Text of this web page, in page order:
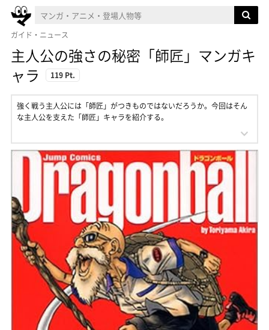
ガイド・ニュース
主人公の強さの秘密「師匠」マンガキ
ャラ
119 Pt.
強く戦う主人公には「師匠」がつきものではないだろうか。今回はそん
な主人公を支えた「師匠」キャラを紹介する。